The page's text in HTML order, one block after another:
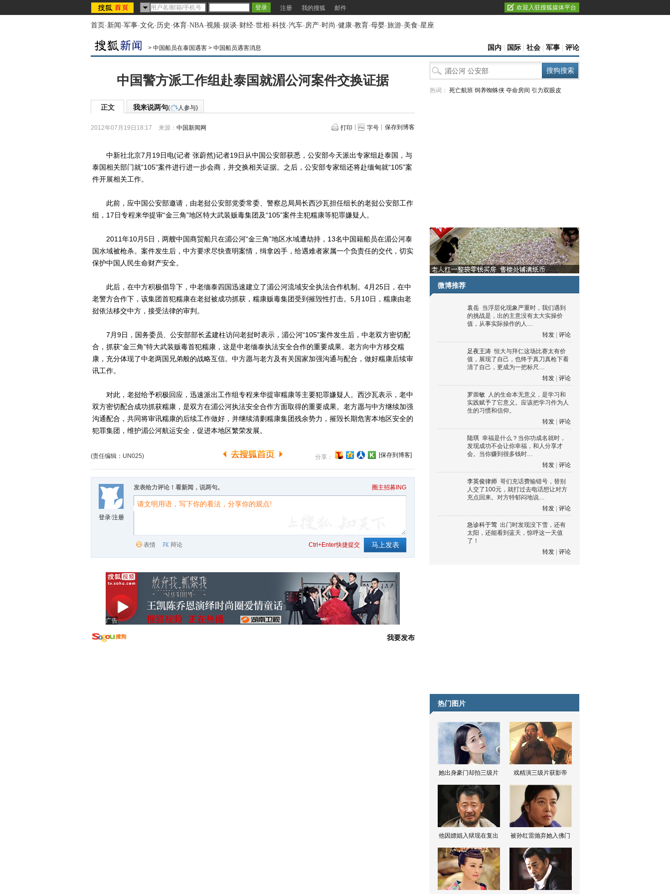
注册 我的搜狐 邮件 欢迎入驻搜狐媒体平台
首页-新闻-军事-文化-历史-体育-NBA-视频-娱谈-财经-世相-科技-汽车-房产-时尚-健康-教育-母婴-旅游-美食-星座
> 中国船员在泰国遇害 > 中国船员遇害消息 国内 国际 社会 军事 评论
中国警方派工作组赴泰国就湄公河案件交换证据
正文 我来说两句( 人参与)
2012年07月19日18:17 来源： 中国新闻网 打印 字号 保存到博客
中新社北京7月19日电(记者 张蔚然)记者19日从中国公安部获悉，公安部今天派出专家组赴泰国，与
泰国相关部门就“105”案件进行进一步会商，并交换相关证据。之后，公安部专家组还将赴缅甸就“105”案
件开展相关工作。
此前，应中国公安部邀请，由老挝公安部党委常委、警察总局局长西沙瓦担任组长的老挝公安部工作
组，17日专程来华提审“金三角”地区特大武装贩毒集团及“105”案件主犯糯康等犯罪嫌疑人。
2011年10月5日，两艘中国商贸船只在湄公河“金三角”地区水域遭劫持，13名中国籍船员在湄公河泰
国水域被枪杀。案件发生后，中方要求尽快查明案情，缉拿凶手，给遇难者家属一个负责任的交代，切实
保护中国人民生命财产安全。
此后，在中方积极倡导下，中老缅泰四国迅速建立了湄公河流域安全执法合作机制。4月25日，在中
老警方合作下，该集团首犯糯康在老挝被成功抓获，糯康贩毒集团受到摧毁性打击。5月10日，糯康由老
挝依法移交中方，接受法律的审判。
7月9日，国务委员、公安部部长孟建柱访问老挝时表示，湄公河“105”案件发生后，中老双方密切配
合，抓获“金三角”特大武装贩毒首犯糯康，这是中老缅泰执法安全合作的重要成果。老方向中方移交糯
康，充分体现了中老两国兄弟般的战略互信。中方愿与老方及有关国家加强沟通与配合，做好糯康后续审
讯工作。
对此，老挝给予积极回应，迅速派出工作组专程来华提审糯康等主要犯罪嫌疑人。西沙瓦表示，老中
双方密切配合成功抓获糯康，是双方在湄公河执法安全合作方面取得的重要成果。老方愿与中方继续加强
沟通配合，共同将审讯糯康的后续工作做好，并继续清剿糯康集团残余势力，摧毁长期危害本地区安全的
犯罪集团，维护湄公河航运安全，促进本地区繁荣发展。
(责任编辑：UN025) 分享： [保存到博客]
登录/注册
发表给力评论！看新闻，说两句。 圈主招募ING
表情 辩论 Ctrl+Enter快捷提交
广告
我要发布
热词： 死亡航班 饲养蜘蛛侠 夺命房间 引力双眼皮
微博推荐
袁岳 当浮层化现象严重时，我们遇到
的挑战是，出的主意没有太大实操价
值，从事实际操作的人…
转发
评论
足夜王涛 恒大与拜仁这场比赛太有价
值，展现了自己，也终于真刀真枪下看
清了自己，更成为一把标尺…
转发
评论
罗崇敏 人的生命本无意义，是学习和
实践赋予了它意义。应该把学习作为人
生的习惯和信仰。
转发
评论
陆琪 幸福是什么？当你功成名就时，
发现成功不会让你幸福，和人分享才
会。当你赚到很多钱时…
转发
评论
李英俊律师 哥们充话费输错号，替别
人交了100元，就打过去电话想让对方
充点回来。对方特郁闷地说…
转发
评论
急诊科于莺 出门时发现没下雪，还有
太阳，还能看到蓝天，惊呼这一天值
了！
转发
评论
热门图片
她出身豪门却拍三级片 戏精演三级片获影帝
他因嫖娼入狱现在复出 被孙红雷抛弃她入佛门